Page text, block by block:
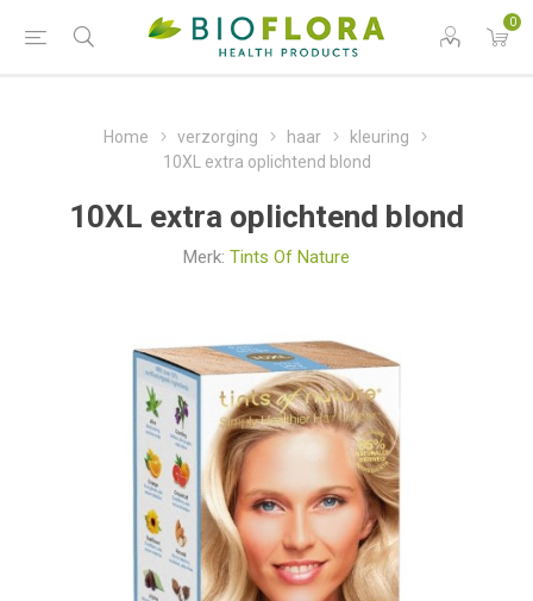
0
Home verzorging haar
kleuring
10XL extra oplichtend blond
10XL extra oplichtend blond
Merk: Tints Of Nature